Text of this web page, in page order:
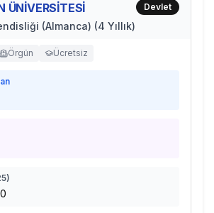
ÜNİVERSİTESİ
(Almanca) (4 Yıllık)
Devlet
Örgün Ücretsiz
)